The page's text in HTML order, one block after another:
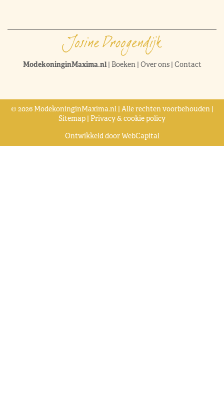
ModekoninginMaxima.nl| Boeken| Over ons| Contact
© 2026 ModekoninginMaxima.nl | Alle rechten voorbehouden |
Sitemap | Privacy & cookie policy
Ontwikkeld doorWebCapital